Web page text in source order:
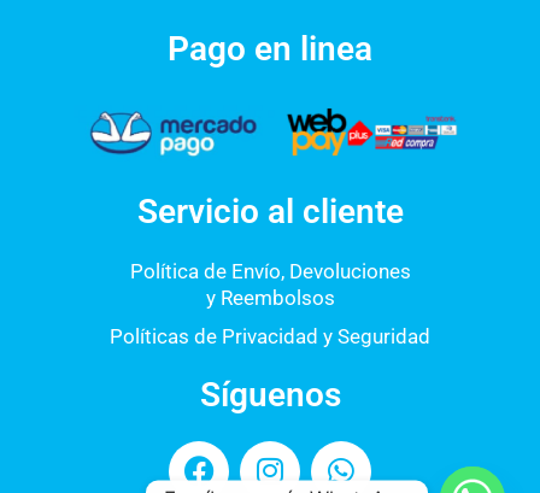
Pago en linea
Servicio al cliente
Política de Envío, Devoluciones
y Reembolsos
Políticas de Privacidad y Seguridad
Síguenos
F
a
I
n
W
h